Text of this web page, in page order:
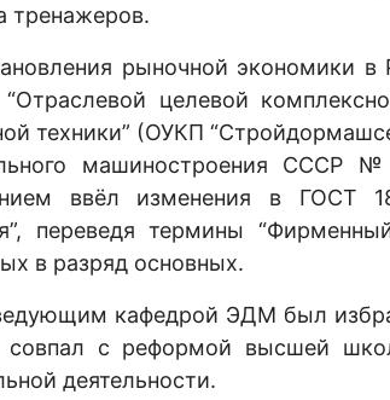
тренажеров.
рыночной экономики
“Отраслевой целевой
техники” (ОУКП
машиностроения СССР
ввёл изменения в ГОСТ
переведя термины
в разряд основных.
кафедрой ЭДМ был
совпал с реформой высшей
деятельности.